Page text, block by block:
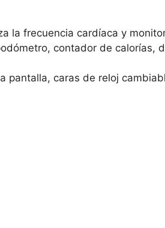
la frecuencia cardíaca y
contador de calorías,
caras de reloj